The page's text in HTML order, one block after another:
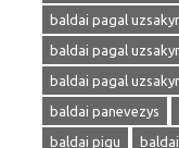
baldai pagal
baldai pagal
baldai pagal
baldai panevezys
baldai pigu